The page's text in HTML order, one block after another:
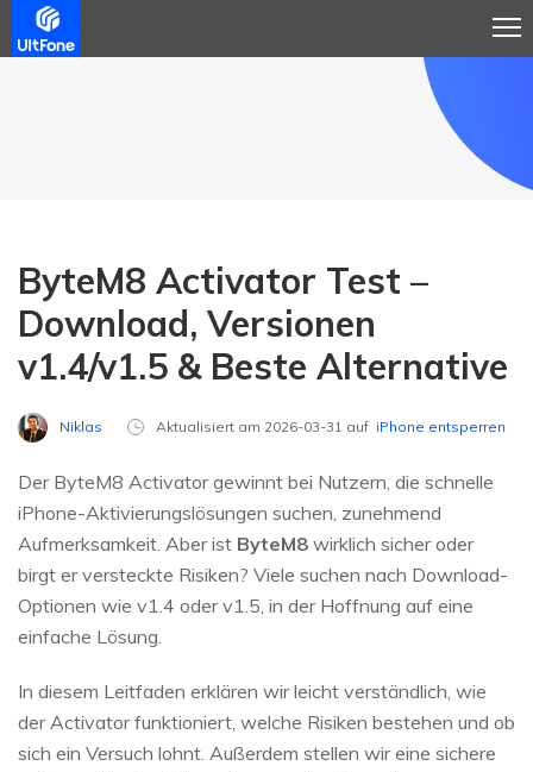
ByteM8 Activator Test –
Download, Versionen
v1.4/v1.5 & Beste Alternative
Niklas Aktualisiert am 2026-03-31 auf iPhone entsperren
Der ByteM8 Activator gewinnt bei Nutzern, die schnelle
iPhone-Aktivierungslösungen suchen, zunehmend
Aufmerksamkeit. Aber ist ByteM8 wirklich sicher oder
birgt er versteckte Risiken? Viele suchen nach Download-
Optionen wie v1.4 oder v1.5, in der Hoffnung auf eine
einfache Lösung.
In diesem Leitfaden erklären wir leicht verständlich, wie
der Activator funktioniert, welche Risiken bestehen und ob
sich ein Versuch lohnt. Außerdem stellen wir eine sichere